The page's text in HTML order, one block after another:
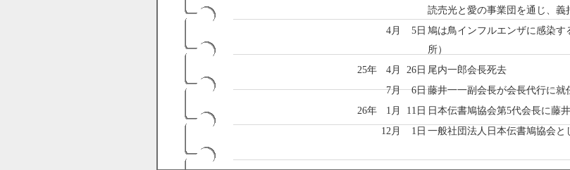
読売光と愛の事業団を通じ、義
4月
5日 鳩は鳥インフルエンザに感染
所）
25年
4月 26日 尾内一郎会長死去
7月
6日藤井一一副会長が会長代行に就
26年
1月 11日 日本伝書鳩協会第5代会長に藤
12月
1日 一般社団法人日本伝書鳩協会と